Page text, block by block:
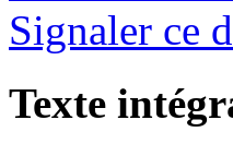
Signaler ce
Texte